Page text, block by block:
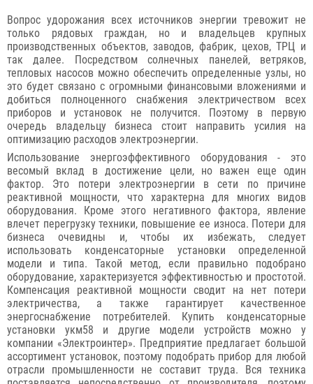
Вопрос удорожания всех источников энергии тревожит не
только рядовых граждан, но и владельцев крупных
производственных объектов, заводов, фабрик, цехов, ТРЦ и
так далее. Посредством солнечных панелей, ветряков,
тепловых насосов можно обеспечить определенные узлы, но
это будет связано с огромными финансовыми вложениями и
добиться полноценного снабжения электричеством всех
приборов и установок не получится. Поэтому в первую
очередь владельцу бизнеса стоит направить усилия на
оптимизацию расходов электроэнергии.
Использование энергоэффективного оборудования - это
весомый вклад в достижение цели, но важен еще один
фактор. Это потери электроэнергии в сети по причине
реактивной мощности, что характерна для многих видов
оборудования. Кроме этого негативного фактора, явление
влечет перегрузку техники, повышение ее износа. Потери для
бизнеса очевидны и, чтобы их избежать, следует
использовать конденсаторные установки определенной
модели и типа. Такой метод, если правильно подобрано
оборудование, характеризуется эффективностью и простотой.
Компенсация реактивной мощности сводит на нет потери
электричества, а также гарантирует качественное
энергоснабжение потребителей. Купить конденсаторные
установки укм58 и другие модели устройств можно у
компании «Электроинтер». Предприятие предлагает большой
ассортимент установок, поэтому подобрать прибор для любой
отрасли промышленности не составит труда. Вся техника